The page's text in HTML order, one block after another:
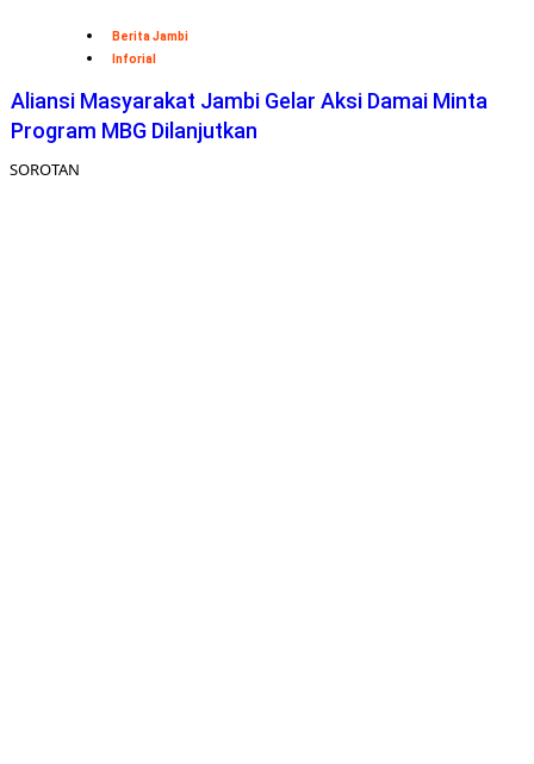
Berita Jambi
Inforial
Aliansi Masyarakat Jambi Gelar Aksi Damai Minta
Program MBG Dilanjutkan
SOROTAN